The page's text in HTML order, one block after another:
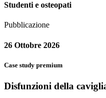
Studenti e osteopati
Pubblicazione
26 Ottobre 2026
Case study premium
Disfunzioni della